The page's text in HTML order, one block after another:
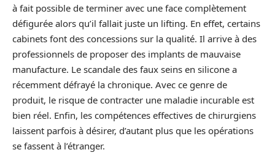
à fait possible de terminer avec une face complètement
défigurée alors qu’il fallait juste un lifting. En effet, certains
cabinets font des concessions sur la qualité. Il arrive à des
professionnels de proposer des implants de mauvaise
manufacture. Le scandale des faux seins en silicone a
récemment défrayé la chronique. Avec ce genre de
produit, le risque de contracter une maladie incurable est
bien réel. Enfin, les compétences effectives de chirurgiens
laissent parfois à désirer, d’autant plus que les opérations
se fassent à l’étranger.